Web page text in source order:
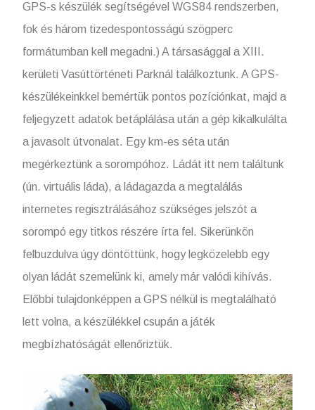
GPS-s készülék segítségével WGS84 rendszerben,
fok és három tizedespontosságú szögperc
formátumban kell megadni.) A társasággal a XIII.
kerületi Vasúttörténeti Parknál találkoztunk. A GPS-
készülékeinkkel bemértük pontos pozíciónkat, majd a
feljegyzett adatok betáplálása után a gép kikalkulálta
a javasolt útvonalat. Egy km-es séta után
megérkeztünk a sorompóhoz. Ládát itt nem találtunk
(ún. virtuális láda), a ládagazda a megtalálás
internetes regisztrálásához szükséges jelszót a
sorompó egy titkos részére írta fel. Sikerünkön
felbuzdulva úgy döntöttünk, hogy legközelebb egy
olyan ládát szemelünk ki, amely már valódi kihívás.
Előbbi tulajdonképpen a GPS nélkül is megtalálható
lett volna, a készülékkel csupán a játék
megbízhatóságát ellenőriztük.